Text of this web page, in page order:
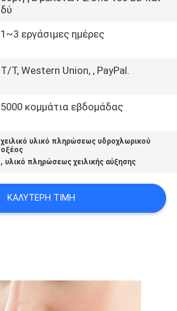
δύ
1~3 εργάσιμες ημέρες
T/T, Western Union, , PayPal.
5000 κομμάτια εβδομάδας
χειλικό υλικό πληρώσεως υδροχλωρικού
οξέος
, υλικό πληρώσεως χειλικής αύξησης
ΚΑΛΎΤΕΡΗ ΤΙΜΉ